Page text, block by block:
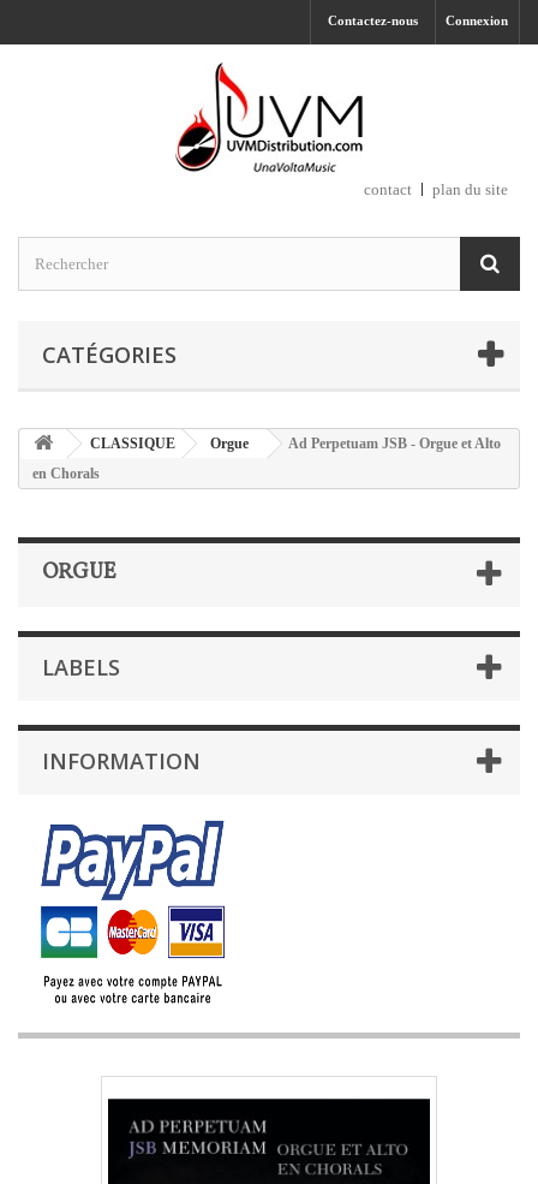
Connexion
Contactez-nous
contact plan du site
CATÉGORIES
CLASSIQUE Orgue
Ad Perpetuam JSB - Orgue et Alto
en Chorals
ORGUE
LABELS
INFORMATION